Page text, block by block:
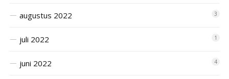
augustus 2022 3
juli 2022 1
juni 2022 4